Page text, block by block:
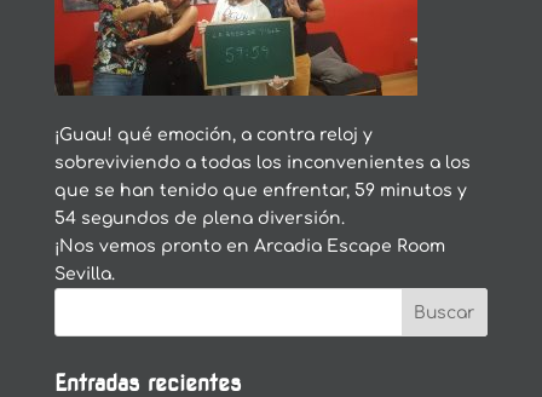
¡Guau! qué emoción, a contra reloj y
sobreviviendo a todas los inconvenientes a los
que se han tenido que enfrentar, 59 minutos y
54 segundos de plena diversión.
¡Nos vemos pronto en Arcadia Escape Room
Sevilla.
Entradas recientes